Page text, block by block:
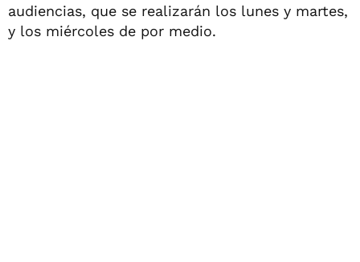
audiencias, que se realizarán los lunes y martes,
y los miércoles de por medio.